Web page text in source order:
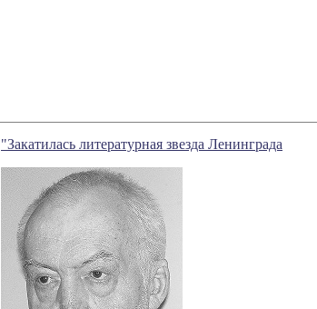
"Закатилась литературная звезда Ленинграда